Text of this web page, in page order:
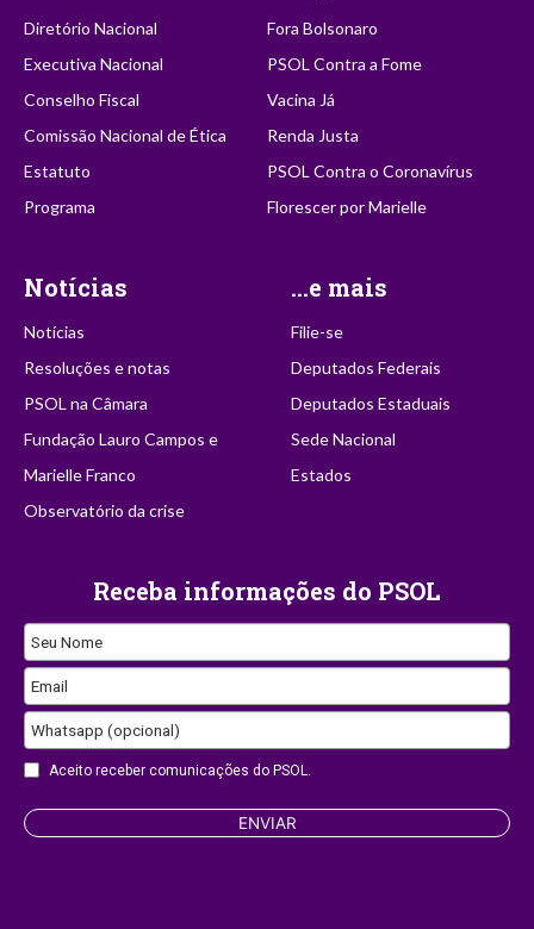
Diretório Nacional
Executiva Nacional
Conselho Fiscal
Comissão Nacional de Ética
Estatuto
Programa
Fora Bolsonaro
PSOL Contra a Fome
Vacina Já
Renda Justa
PSOL Contra o Coronavírus
Florescer por Marielle
Notícias
Notícias
Resoluções e notas
PSOL na Câmara
Fundação Lauro Campos e
Marielle Franco
Observatório da crise
...e mais
Filie-se
Deputados Federais
Deputados Estaduais
Sede Nacional
Estados
Receba informações do PSOL
Seu Nome
Email
Whatsapp (opcional)
Aceito receber comunicações do PSOL.
ENVIAR